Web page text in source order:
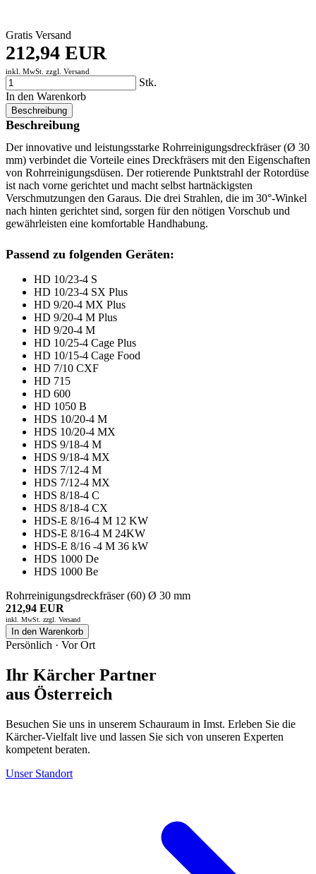
Gratis Versand
212,94 EUR
inkl. MwSt. zzgl. Versand
Stk.
In den Warenkorb
Beschreibung
Beschreibung
Der innovative und leistungsstarke Rohrreinigungsdreckfräser (Ø 30
mm) verbindet die Vorteile eines Dreckfräsers mit den Eigenschaften
von Rohrreinigungsdüsen. Der rotierende Punktstrahl der Rotordüse
ist nach vorne gerichtet und macht selbst hartnäckigsten
Verschmutzungen den Garaus. Die drei Strahlen, die im 30°-Winkel
nach hinten gerichtet sind, sorgen für den nötigen Vorschub und
gewährleisten eine komfortable Handhabung.
Passend zu folgenden Geräten:
HD 10/23-4 S
HD 10/23-4 SX Plus
HD 9/20-4 MX Plus
HD 9/20-4 M Plus
HD 9/20-4 M
HD 10/25-4 Cage Plus
HD 10/15-4 Cage Food
HD 7/10 CXF
HD 715
HD 600
HD 1050 B
HDS 10/20-4 M
HDS 10/20-4 MX
HDS 9/18-4 M
HDS 9/18-4 MX
HDS 7/12-4 M
HDS 7/12-4 MX
HDS 8/18-4 C
HDS 8/18-4 CX
HDS-E 8/16-4 M 12 KW
HDS-E 8/16-4 M 24KW
HDS-E 8/16 -4 M 36 kW
HDS 1000 De
HDS 1000 Be
Rohrreinigungsdreckfräser (60) Ø 30 mm
212,94 EUR
inkl. MwSt. zzgl. Versand
In den Warenkorb
Persönlich · Vor Ort
Ihr Kärcher Partner
aus Österreich
Besuchen Sie uns in unserem Schauraum in Imst. Erleben Sie die
Kärcher-Vielfalt live und lassen Sie sich von unseren Experten
kompetent beraten.
Unser Standort